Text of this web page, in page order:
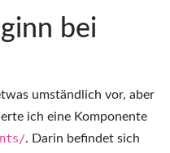
bei
umständlich vor, aber
ich eine Komponente
. Darin befindet sich